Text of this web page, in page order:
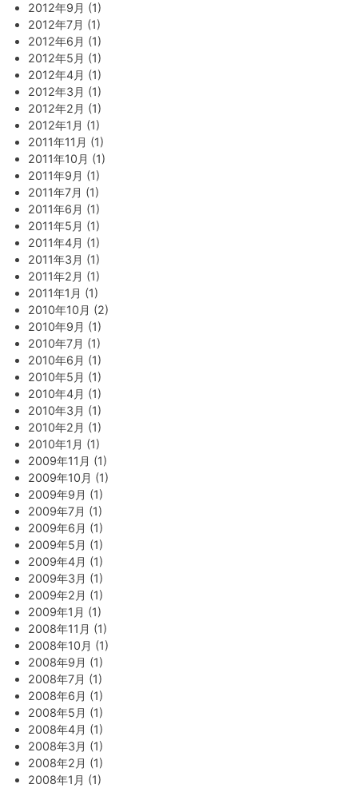
2012年9月 (1)
2012年7月 (1)
2012年6月 (1)
2012年5月 (1)
2012年4月 (1)
2012年3月 (1)
2012年2月 (1)
2012年1月 (1)
2011年11月 (1)
2011年10月 (1)
2011年9月 (1)
2011年7月 (1)
2011年6月 (1)
2011年5月 (1)
2011年4月 (1)
2011年3月 (1)
2011年2月 (1)
2011年1月 (1)
2010年10月 (2)
2010年9月 (1)
2010年7月 (1)
2010年6月 (1)
2010年5月 (1)
2010年4月 (1)
2010年3月 (1)
2010年2月 (1)
2010年1月 (1)
2009年11月 (1)
2009年10月 (1)
2009年9月 (1)
2009年7月 (1)
2009年6月 (1)
2009年5月 (1)
2009年4月 (1)
2009年3月 (1)
2009年2月 (1)
2009年1月 (1)
2008年11月 (1)
2008年10月 (1)
2008年9月 (1)
2008年7月 (1)
2008年6月 (1)
2008年5月 (1)
2008年4月 (1)
2008年3月 (1)
2008年2月 (1)
2008年1月 (1)